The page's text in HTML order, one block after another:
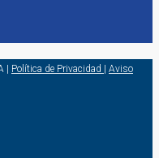
| Política de Privacidad | Aviso